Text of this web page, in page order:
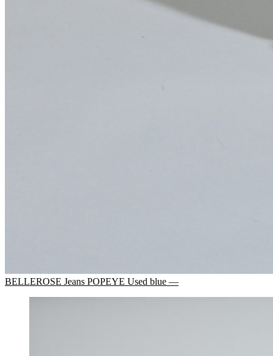
BELLEROSE Jeans POPEYE Used blue —